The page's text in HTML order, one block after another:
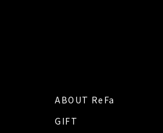
ABOUT ReFa
GIFT